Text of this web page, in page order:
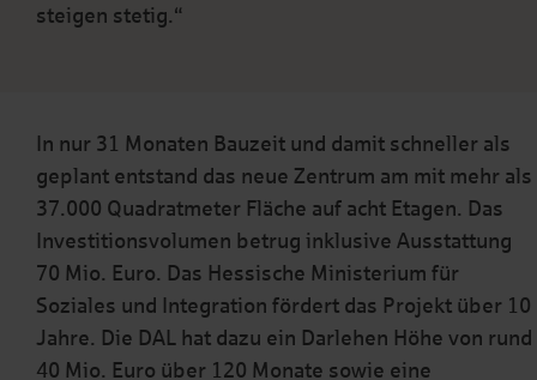
steigen stetig.“
In nur 31 Monaten Bauzeit und damit schneller als
geplant entstand das neue Zentrum am mit mehr als
37.000 Quadratmeter Fläche auf acht Etagen. Das
Investitionsvolumen betrug inklusive Ausstattung
70 Mio. Euro. Das Hessische Ministerium für
Soziales und Integration fördert das Projekt über 10
Jahre. Die DAL hat dazu ein Darlehen Höhe von rund
40 Mio. Euro über 120 Monate sowie eine